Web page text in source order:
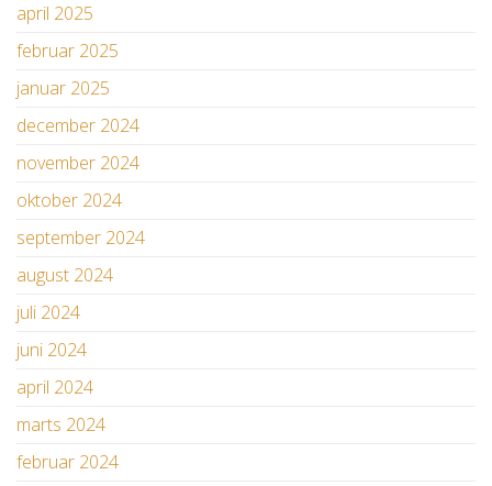
april 2025
februar 2025
januar 2025
december 2024
november 2024
oktober 2024
september 2024
august 2024
juli 2024
juni 2024
april 2024
marts 2024
februar 2024